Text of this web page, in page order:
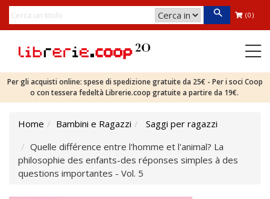
(0)
Per gli acquisti online: spese di spedizione gratuite da 25€ - Per i soci Coop
o con tessera fedeltà Librerie.coop gratuite a partire da 19€.
Home Bambini e Ragazzi
Saggi per ragazzi
Quelle différence entre l'homme et l'animal? La
philosophie des enfants-des réponses simples à des
questions importantes - Vol. 5